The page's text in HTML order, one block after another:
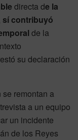
directa de la
sí contribuyó
de la
su declaración
remontan a
a un equipo
un incidente
de los Reyes